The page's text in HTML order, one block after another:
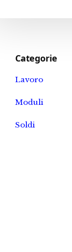
Categorie
Lavoro
Moduli
Soldi